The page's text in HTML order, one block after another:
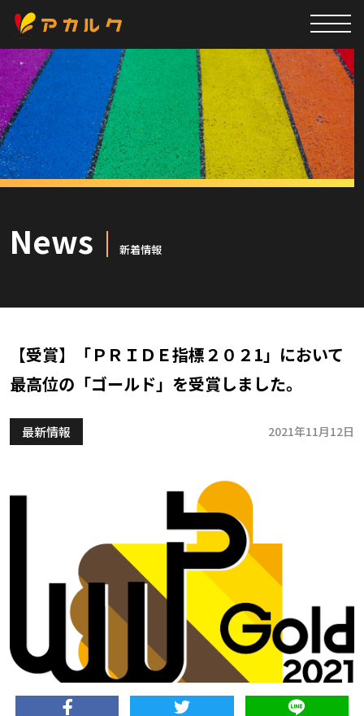
News 新着情報
【受賞】「ＰＲＩＤＥ指標２０２1」において
最高位の「ゴールド」を受賞しました。
最新情報 2021年11月12日